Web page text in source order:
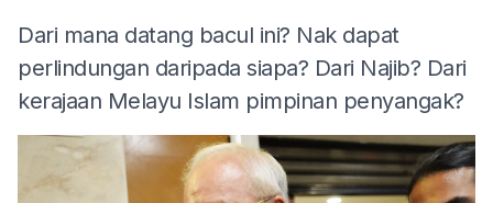
Dari mana datang bacul ini? Nak dapat
perlindungan daripada siapa? Dari Najib? Dari
kerajaan Melayu Islam pimpinan penyangak?